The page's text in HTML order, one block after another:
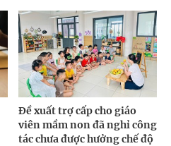
Đề xuất trợ cấp cho giáo
viên mầm non đã nghỉ công
tác chưa được hưởng chế độ